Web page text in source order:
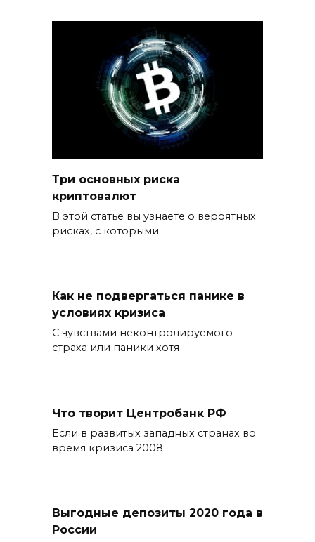
Три основных риска
криптовалют
В этой статье вы узнаете о вероятных
рисках, с которыми
Как не подвергаться панике в
условиях кризиса
С чувствами неконтролируемого
страха или паники хотя
Что творит Центробанк РФ
Если в развитых западных странах во
время кризиса 2008
Выгодные депозиты 2020 года в
России